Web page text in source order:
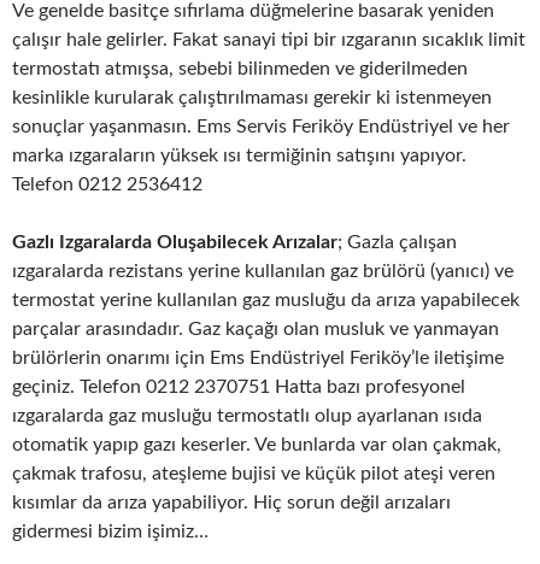
Ve genelde basitçe sıfırlama düğmelerine basarak yeniden
çalışır hale gelirler. Fakat sanayi tipi bir ızgaranın sıcaklık limit
termostatı atmışsa, sebebi bilinmeden ve giderilmeden
kesinlikle kurularak çalıştırılmaması gerekir ki istenmeyen
sonuçlar yaşanmasın. Ems Servis Feriköy Endüstriyel ve her
marka ızgaraların yüksek ısı termiğinin satışını yapıyor.
Telefon 0212 2536412
Gazlı Izgaralarda Oluşabilecek Arızalar; Gazla çalışan
ızgaralarda rezistans yerine kullanılan gaz brülörü (yanıcı) ve
termostat yerine kullanılan gaz musluğu da arıza yapabilecek
parçalar arasındadır. Gaz kaçağı olan musluk ve yanmayan
brülörlerin onarımı için Ems Endüstriyel Feriköy’le iletişime
geçiniz. Telefon 0212 2370751 Hatta bazı profesyonel
ızgaralarda gaz musluğu termostatlı olup ayarlanan ısıda
otomatik yapıp gazı keserler. Ve bunlarda var olan çakmak,
çakmak trafosu, ateşleme bujisi ve küçük pilot ateşi veren
kısımlar da arıza yapabiliyor. Hiç sorun değil arızaları
gidermesi bizim işimiz…